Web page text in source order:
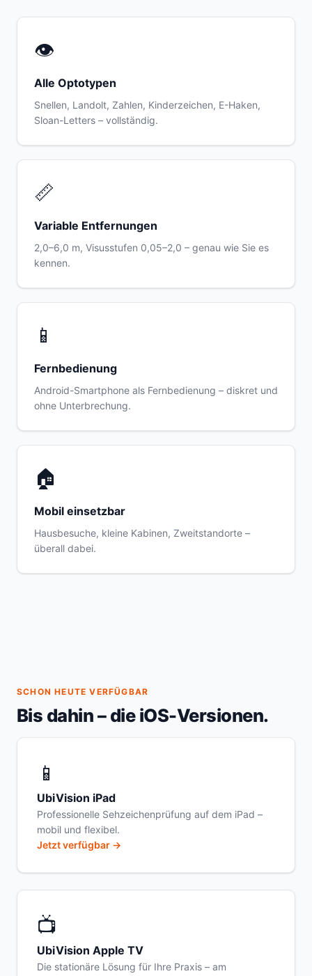
👁
Alle Optotypen
Snellen, Landolt, Zahlen, Kinderzeichen, E-Haken,
Sloan-Letters – vollständig.
📏
Variable Entfernungen
2,0–6,0 m, Visusstufen 0,05–2,0 – genau wie Sie es
kennen.
📱
Fernbedienung
Android-Smartphone als Fernbedienung – diskret und
ohne Unterbrechung.
🏠
Mobil einsetzbar
Hausbesuche, kleine Kabinen, Zweitstandorte –
überall dabei.
SCHON HEUTE VERFÜGBAR
Bis dahin – die iOS-Versionen.
📱
UbiVision iPad
Professionelle Sehzeichenprüfung auf dem iPad –
mobil und flexibel.
Jetzt verfügbar →
📺
UbiVision Apple TV
Die stationäre Lösung für Ihre Praxis – am